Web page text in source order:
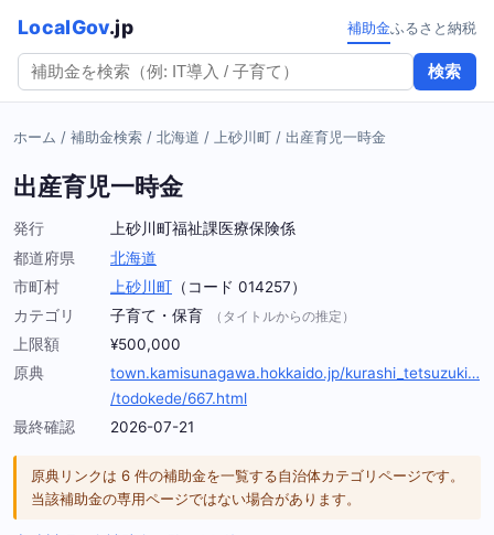
LocalGov.jp
検索
補助金ふるさと納税
ホーム / 補助金検索 / 北海道 / 上砂川町 / 出産育児一時金
出産育児一時金
発行
上砂川町福祉課医療保険係
都道府県
北海道
市町村
上砂川町 （コード 014257）
カテゴリ
子育て・保育 （タイトルからの推定）
上限額
¥500,000
原典
town.kamisunagawa.hokkaido.jp/kurashi_tetsuzuki…
/todokede/667.html
最終確認
2026-07-21
原典リンクは 6 件の補助金を一覧する自治体カテゴリページです。
当該補助金の専用ページではない場合があります。